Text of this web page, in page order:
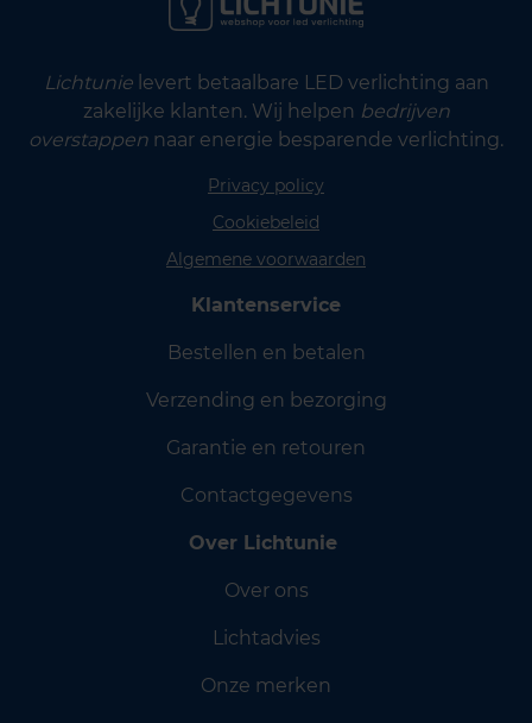
Lichtunielevert betaalbare LED verlichting aan
zakelijke klanten. Wij helpen bedrijven
overstappen naar energie besparende verlichting.
Privacy policy
Cookiebeleid
Algemene voorwaarden
Klantenservice
Bestellen en betalen
Verzending en bezorging
Garantie en retouren
Contactgegevens
Over Lichtunie
Over ons
Lichtadvies
Onze merken